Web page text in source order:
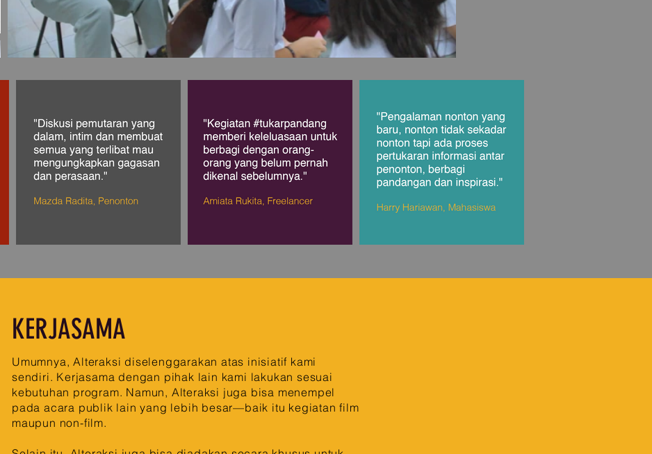
KERJASAMA
Umumnya, Alteraksi diselenggarakan atas inisiatif kami
sendiri. Kerjasama dengan pihak lain kami lakukan sesuai
kebutuhan program. Namun, Alteraksi juga bisa menempel
pada acara publik lain yang lebih besar—baik itu kegiatan film
maupun non-film.